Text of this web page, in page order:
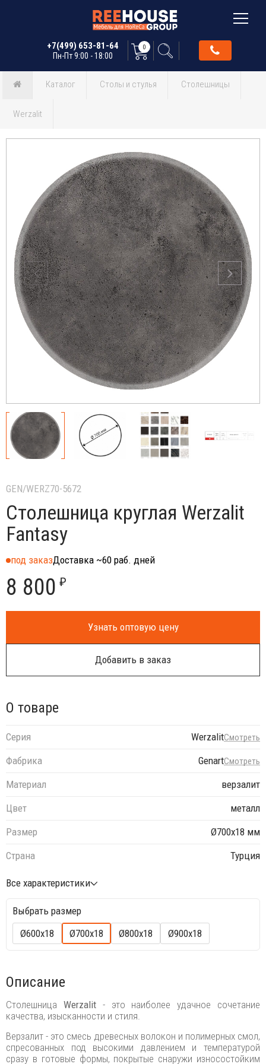
+7(499) 653-81-64
Пн-Пт 9:00 - 18:00
0
Каталог Столы и стулья Столешницы
Werzalit
GEN/WERZ70-5672
Столешница круглая Werzalit
Fantasy
под заказДоставка ~60 раб. дней
8 800 ₽
Узнать оптовую цену
Добавить в заказ
О товаре
Серия WerzalitСмотреть
Фабрика GenartСмотреть
Материал
верзалит
Цвет
металл
Размер
Ø700х18 мм
Страна
Турция
Все характеристики
Выбрать размер
Ø600х18
Ø700х18 Ø800х18 Ø900х18
Описание
Столешница Werzalit - это наиболее удачное сочетание
качества, изысканности и стиля.
Верзалит - это смесь древесных волокон и полимерных смол,
спресованных под высокими давлением и температурой
сразу в готовые формы, покрытые снаружи износостойким